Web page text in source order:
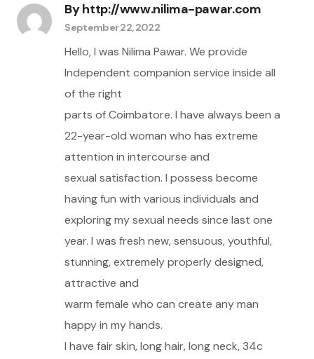
Byhttp://www.nilima-pawar.com
September 22, 2022
Hello, I was Nilima Pawar. We provide
Independent companion service inside all
of the right
parts of Coimbatore. I have always been a
22-year-old woman who has extreme
attention in intercourse and
sexual satisfaction. I possess become
having fun with various individuals and
exploring my sexual needs since last one
year. I was fresh new, sensuous, youthful,
stunning, extremely properly designed,
attractive and
warm female who can create any man
happy in my hands.
I have fair skin, long hair, long neck, 34c